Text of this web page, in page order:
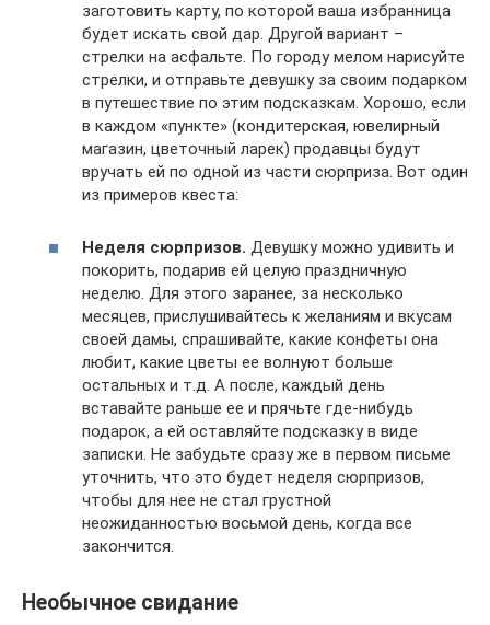
заготовить карту, по которой ваша избранница
будет искать свой дар. Другой вариант –
стрелки на асфальте. По городу мелом нарисуйте
стрелки, и отправьте девушку за своим подарком
в путешествие по этим подсказкам. Хорошо, если
в каждом «пункте» (кондитерская, ювелирный
магазин, цветочный ларек) продавцы будут
вручать ей по одной из части сюрприза. Вот один
из примеров квеста:
Неделя сюрпризов. Девушку можно удивить и
покорить, подарив ей целую праздничную
неделю. Для этого заранее, за несколько
месяцев, прислушивайтесь к желаниям и вкусам
своей дамы, спрашивайте, какие конфеты она
любит, какие цветы ее волнуют больше
остальных и т.д. А после, каждый день
вставайте раньше ее и прячьте где-нибудь
подарок, а ей оставляйте подсказку в виде
записки. Не забудьте сразу же в первом письме
уточнить, что это будет неделя сюрпризов,
чтобы для нее не стал грустной
неожиданностью восьмой день, когда все
закончится.
Необычное свидание